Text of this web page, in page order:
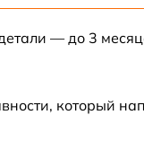
— до 3
который